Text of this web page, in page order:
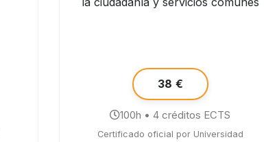
38 €
100h • 4 créditos ECTS
Certificado oficial por Universidad